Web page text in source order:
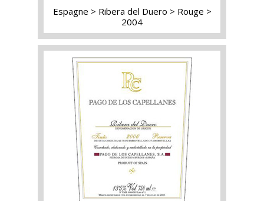
Espagne Ribera del Duero
Rouge
2004